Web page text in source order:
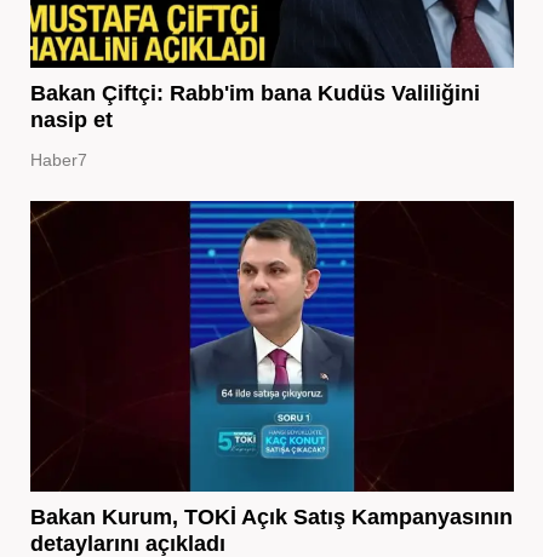
Bakan Çiftçi: Rabb'im bana Kudüs Valiliğini
nasip et
Haber7
Bakan Kurum, TOKİ Açık Satış Kampanyasının
detaylarını açıkladı